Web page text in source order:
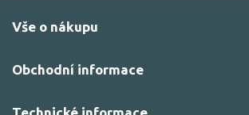
Vše o nákupu
Obchodní informace